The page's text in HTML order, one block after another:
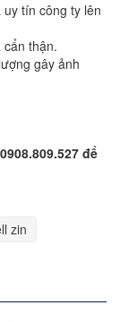
tín công ty lên
thận.
gây ảnh
để
zin